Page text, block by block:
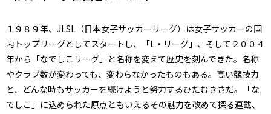
１９８９年、JLSL（日本女子サッカーリーグ）は女子サッカーの国
内トップリーグとしてスタートし、「L・リーグ」、そして２００４
年から「なでしこリーグ」と名称を変えて歴史を刻んできた。名称
やクラブ数が変わっても、変わらなかったものもある。高い競技力
と、どんな時もサッカーを続けようと努力するひたむきさだ。「な
でしこ」に込められた原点ともいえるその魅力を改めて探る連載、